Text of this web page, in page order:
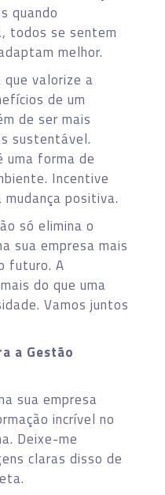
quando
todos se sentem
melhor.
valorize a
de um
de ser mais
sustentável.
uma forma de
Incentive
positiva.
só elimina o
sua empresa mais
futuro. A
do que uma
Vamos juntos
a Gestão
sua empresa
incrível no
Deixe-me
claras disso de